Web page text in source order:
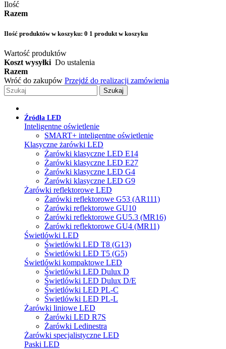
Ilość
Razem
Ilość produktów w koszyku: 0 1 produkt w koszyku
Wartość produktów
Koszt wysyłki Do ustalenia
Razem
Wróć do zakupów Przejdź do realizacji zamówienia
Szukaj
Źródła LED
Inteligentne oświetlenie
SMART+ inteligentne oświetlenie
Klasyczne żarówki LED
Żarówki klasyczne LED E14
Żarówki klasyczne LED E27
Żarówki klasyczne LED G4
Żarówki klasyczne LED G9
Żarówki reflektorowe LED
Żarówki reflektorowe G53 (AR111)
Żarówki reflektorowe GU10
Żarówki reflektorowe GU5.3 (MR16)
Żarówki reflektorowe GU4 (MR11)
Świetlówki LED
Świetlówki LED T8 (G13)
Świetlówki LED T5 (G5)
Świetlówki kompaktowe LED
Świetlówki LED Dulux D
Świetlówki LED Dulux D/E
Świetlówki LED PL-C
Świetlówki LED PL-L
Żarówki liniowe LED
Żarówki LED R7S
Żarówki Ledinestra
Żarówki specjalistyczne LED
Paski LED